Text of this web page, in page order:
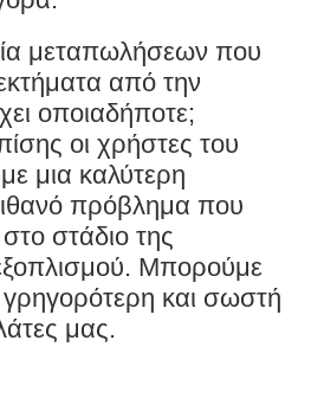
μεταπωλήσεων που
από την
οποιαδήποτε;
οι χρήστες του
μια καλύτερη
πρόβλημα που
στάδιο της
Μπορούμε
και σωστή
μας.